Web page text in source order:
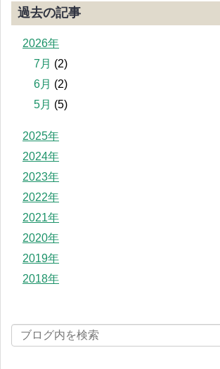
過去の記事
2026年
7月 (2)
6月 (2)
5月 (5)
2025年
2024年
2023年
2022年
2021年
2020年
2019年
2018年